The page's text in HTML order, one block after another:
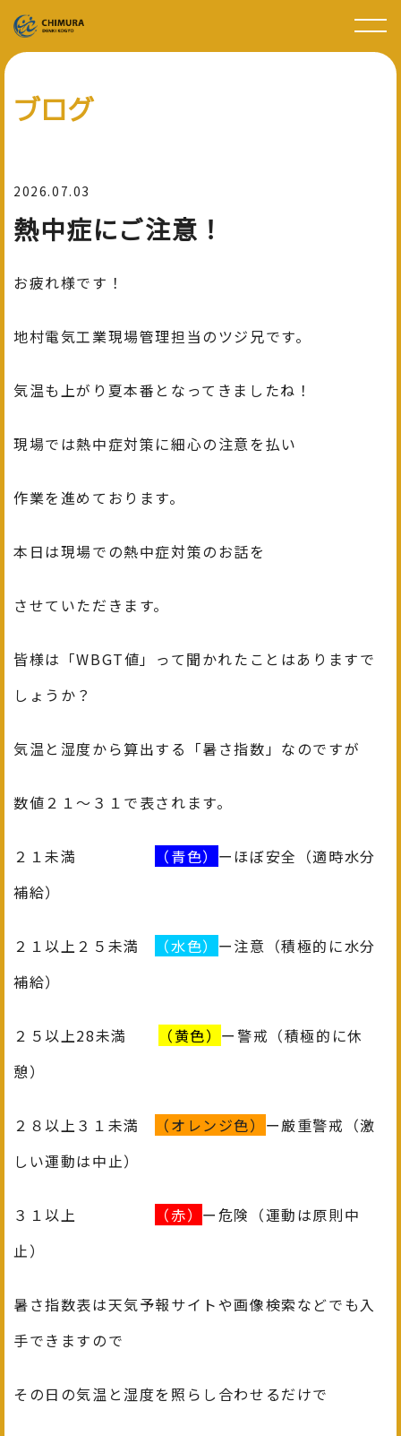
ブログ
2026.07.03
熱中症にご注意！
お疲れ様です！
地村電気工業現場管理担当のツジ兄です。
気温も上がり夏本番となってきましたね！
現場では熱中症対策に細心の注意を払い
作業を進めております。
本日は現場での熱中症対策のお話を
させていただきます。
皆様は「WBGT値」って聞かれたことはありますで
しょうか？
気温と湿度から算出する「暑さ指数」なのですが
数値２１～３１で表されます。
２１未満 （青色） ーほぼ安全（適時水分
補給）
２１以上２５未満 （水色） ー注意（積極的に水分
補給）
２５以上28未満 （黄色） ー警戒（積極的に休
憩）
２８以上３１未満 （オレンジ色） ー厳重警戒（激
しい運動は中止）
３１以上 （赤） ー危険（運動は原則中
止）
暑さ指数表は天気予報サイトや画像検索などでも入
手できますので
その日の気温と湿度を照らし合わせるだけで